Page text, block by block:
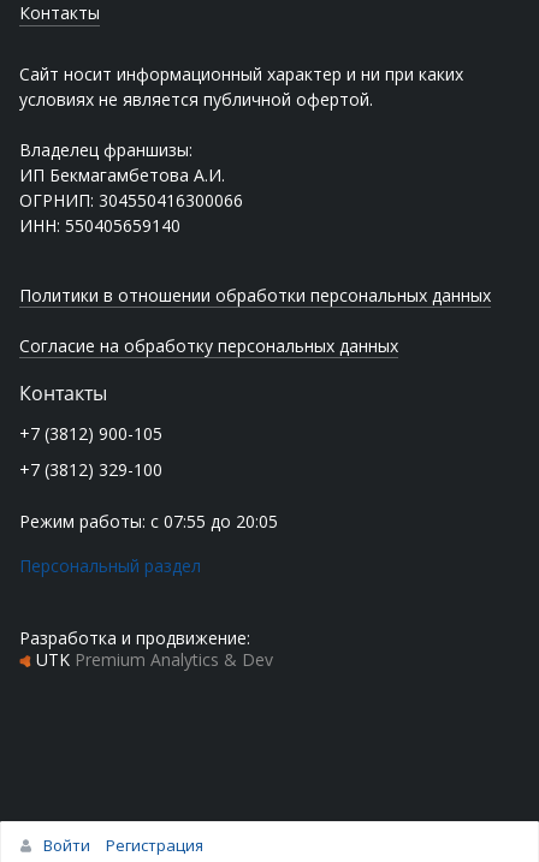
Контакты
Сайт носит информационный характер и ни при каких
условиях не является публичной офертой.
Владелец франшизы:
ИП Бекмагамбетова А.И.
ОГРНИП: 304550416300066
ИНН: 550405659140
Политики в отношении обработки персональных данных
Согласие на обработку персональных данных
Контакты
+7 (3812) 900-105
+7 (3812) 329-100
Режим работы: с 07:55 до 20:05
Персональный раздел
Разработка и продвижение:
UTK Premium Analytics & Dev
Войти Регистрация